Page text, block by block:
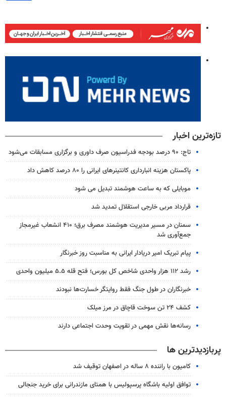
تازه‌ترین اخبار
تاج: ۹۰ درصد بودجه فدراسیون صرف داوری و برگزاری مسابقات می‌شود
پاکستان هزینه انبارداری کانتینرهای ایرانی را ۸۰ درصد کاهش داد
موبایلی که به ساعت هوشمند تبدیل می شود
قرارداد مربی خارجی استقلال تمدید شد
سمنان در مسیر مدیریت هوشمند مصرف برق؛ ۴۱۰ انشعاب غیرمجاز
جمع‌آوری شد
پیام تبریک امیر دریادار ایرانی به مناسبت روز خبرنگار
رشد ۱۱۲ هزار واحدی شاخص کل بورس؛ فتح قله ۵.۵ میلیون واحدی
خبرنگاران در طول جنگ فقط روایتگر خسارت‌ها نبودند
کشف ۲۴ تن سوخت قاچاق در مرز میلک
رسانه‌ها نقش مهمی در تقویت وحدت اجتماعی دارند
پربازدیدترین ها
کامیون با راننده ۸ ساله در اصفهان توقیف شد
توافق اولیه باشگاه پرسپولیس با همتای مازندرانی برای خرید جنجالی